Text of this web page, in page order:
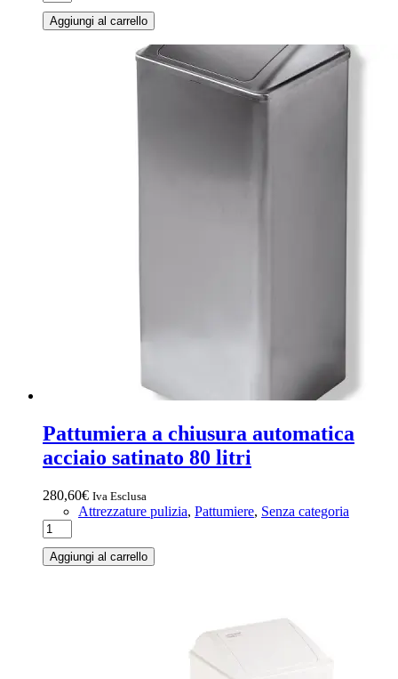
Aggiungi al carrello
Pattumiera a chiusura automatica
acciaio satinato 80 litri
280,60€ Iva Esclusa
Attrezzature pulizia, Pattumiere, Senza categoria
Aggiungi al carrello